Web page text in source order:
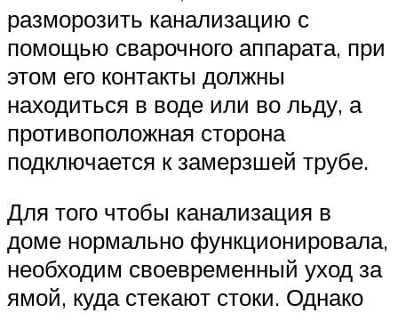
разморозить канализацию с
помощью сварочного аппарата, при
этом его контакты должны
находиться в воде или во льду, а
противоположная сторона
подключается к замерзшей трубе.
Для того чтобы канализация в
доме нормально функционировала,
необходим своевременный уход за
ямой, куда стекают стоки. Однако